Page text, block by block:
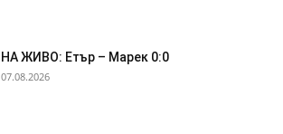
НА ЖИВО: Етър – Марек 0:0
07.08.2026